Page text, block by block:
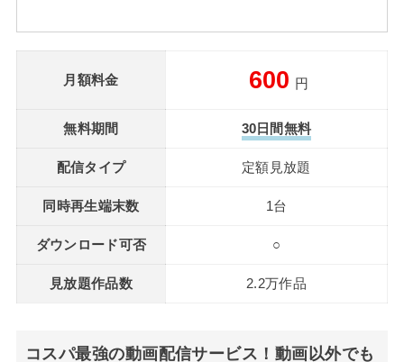
月額料金 600 円
無料期間 30日間無料
配信タイプ 定額見放題
同時再生端末数 1台
ダウンロード可否 ○
見放題作品数 2.2万作品
コスパ最強の動画配信サービス！動画以外でも